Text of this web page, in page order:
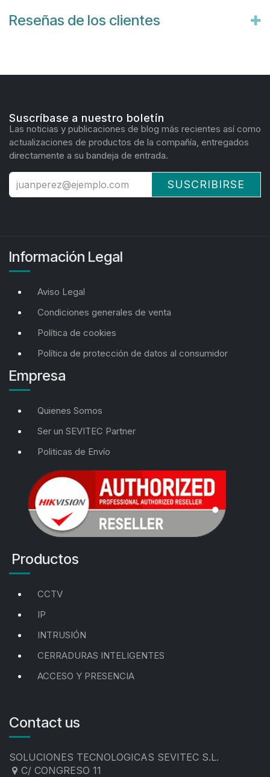
Reseñas de los clientes
Suscríbase a nuestro boletín
Las noticias y publicaciones de blog más recientes así como
actualizaciones de productos de la compañía, entregados
directamente a su bandeja de entrada.
SUSCRIBIRSE
Información Legal
Aviso Legal
Condiciones generales de venta
Política de cookies
Política de protección de datos al consumidor
Empresa
Quienes Somos
Ser un SEVITEC Partner
Politicas de Envío
Productos
CCTV
IP
INTRUSIÓN
CERRADURAS INTELIGENTES
ACCESO Y PRESENCIA
Contact us
SOLUCIONES TECNOLOGICAS SEVITEC S.L.
C/ CONGRESO 11